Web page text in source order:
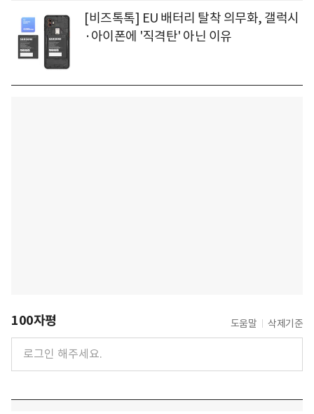
[비즈톡톡] EU 배터리 탈착 의무화, 갤럭시
·아이폰에 '직격탄' 아닌 이유
100자평 도움말 삭제기준